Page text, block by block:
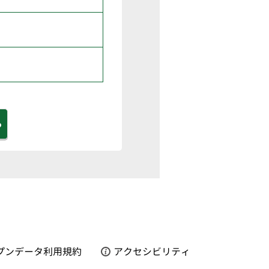
ンデータ利用規約 アクセシビリティ